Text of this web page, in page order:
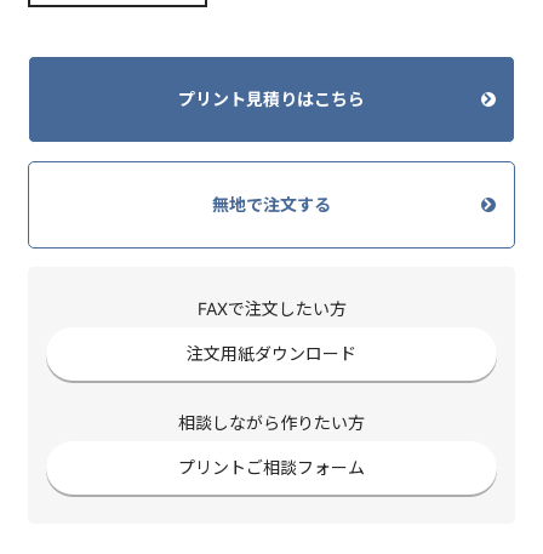
プリント見積りはこちら
無地で注文する
FAXで注文したい方
注文用紙ダウンロード
相談しながら作りたい方
プリントご相談フォーム